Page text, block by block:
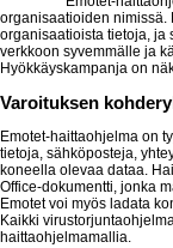
organisaatioiden nimissä.
organisaatioista tietoja, ja
verkkoon syvemmälle ja
Hyökkäyskampanja on
Varoituksen
Emotet-haittaohjelma on
tietoja, sähköposteja,
koneella olevaa dataa.
Office-dokumentti, jonka
Emotet voi myös ladata
Kaikki
haittaohjelmamallia.